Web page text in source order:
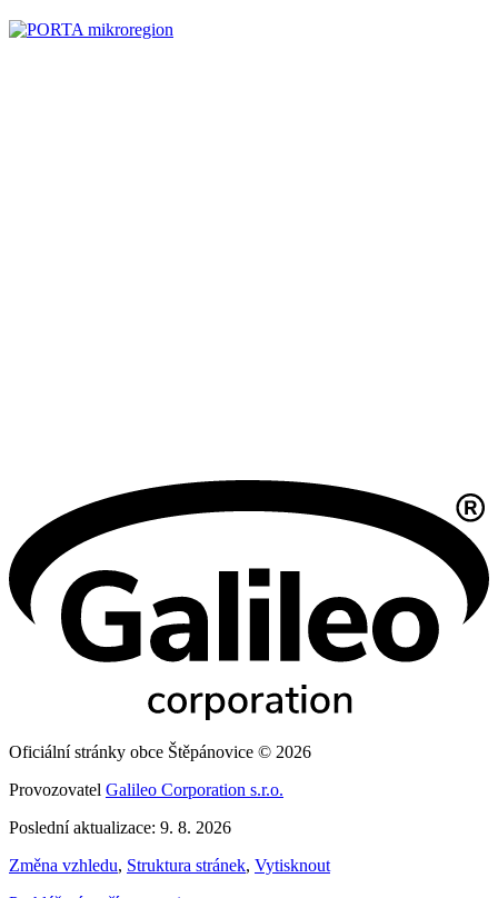
Oficiální stránky obce Štěpánovice © 2026
Provozovatel Galileo Corporation s.r.o.
Poslední aktualizace: 9. 8. 2026
Změna vzhledu, Struktura stránek, Vytisknout